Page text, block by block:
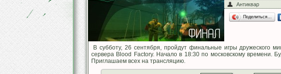
Антиквар
Поделиться…
В субботу, 26 сентября, пройдут финальные игры дружеского
сервера Blood Factory. Начало в 18:30 по московскому времени.
Приглашаем всех на трансляцию.